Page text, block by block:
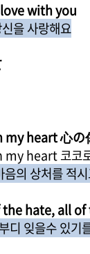
with you
을 사랑해요
my heart 心の
heart 코코
의 상처를 적
hate, all of
디 잊을수 있기